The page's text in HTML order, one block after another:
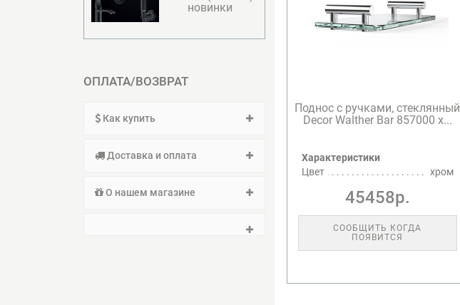
новинки
ОПЛАТА/ВОЗВРАТ
Как купить
Доставка и оплата
О нашем магазине
Поднос с ручками, стеклянный
Decor Walther Bar 857000 х...
Характеристики
Цвет
хром
45458р.
СООБЩИТЬ КОГДА
ПОЯВИТСЯ